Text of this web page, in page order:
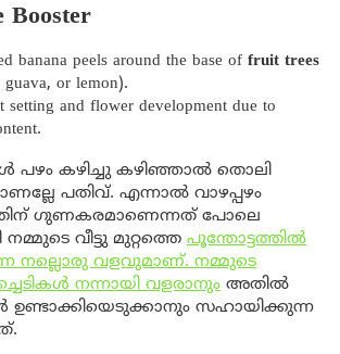
Booster
banana peels around the base of fruit trees
or lemon).
setting and flower development due to
പഴം കഴിച്ചു കഴിഞ്ഞാൽ തൊലി
പതിവ്. എന്നാൽ വാഴപ്പഴം
ഗുണകരമാണെന്നത് പോലെ
വീട്ടു മുറ്റത്തെ പൂന്തോട്ടത്തിൽ
നല്ലൊരു വളവുമാണ്. നമ്മുടെ
നന്നായി വളരാനും അതിൽ
സഹായിക്കുന്ന